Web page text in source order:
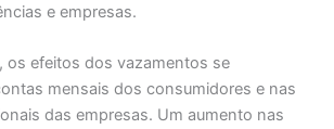
e empresas.
os efeitos dos vazamentos se
mensais dos consumidores e nas
das empresas. Um aumento nas